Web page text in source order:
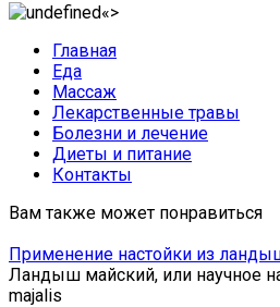
«>
Главная
Еда
Массаж
Лекарственные травы
Болезни и лечение
Диеты и питание
Контакты
Вам также может понравиться
Применение настойки из
Ландыш майский, или научное
majalis